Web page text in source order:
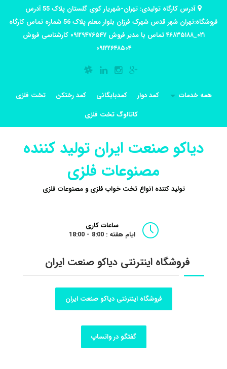
آدرس کارگاه تولیدی: تهران-شهریار کوی گلستان پلاک 55 آدرس
فروشگاه:تهران شهر قدس شهرک فرزان بلوار معلم پلاک 56 شماره تماس کارگاه
۰۲۱_۴۶۸۳۵۱۸۸ تماس با مدیر فروش ۰۹۱۲۹۴۷۶۵۴۷ کارشناسی فروش
۰۹۱۲۲۶۴۸۵۰۴
همه خدمات کمد دوار کمدبایگانی کمد رختکن
تخت فلزی
کاتالوگ تخت فلزی
دیاکو صنعت ایران تولید کننده
مصنوعات فلزی
تولید کننده انواع تخت خواب فلزی و مصنوعات فلزی
ساعات کاری
ایام هفته : 8:00 - 18:00
فروشگاه اینترنتی دیاکو صنعت ایران
فروشگاه اینترنتی دیاکو صنعت ایران
گفتگو در واتساپ